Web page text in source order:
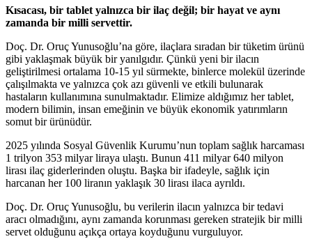
Kısacası, bir tablet yalnızca bir ilaç değil; bir hayat ve aynı
zamanda bir milli servettir.
Doç. Dr. Oruç Yunusoğlu’na göre, ilaçlara sıradan bir tüketim ürünü
gibi yaklaşmak büyük bir yanılgıdır. Çünkü yeni bir ilacın
geliştirilmesi ortalama 10-15 yıl sürmekte, binlerce molekül üzerinde
çalışılmakta ve yalnızca çok azı güvenli ve etkili bulunarak
hastaların kullanımına sunulmaktadır. Elimize aldığımız her tablet,
modern bilimin, insan emeğinin ve büyük ekonomik yatırımların
somut bir ürünüdür.
2025 yılında Sosyal Güvenlik Kurumu’nun toplam sağlık harcaması
1 trilyon 353 milyar liraya ulaştı. Bunun 411 milyar 640 milyon
lirası ilaç giderlerinden oluştu. Başka bir ifadeyle, sağlık için
harcanan her 100 liranın yaklaşık 30 lirası ilaca ayrıldı.
Doç. Dr. Oruç Yunusoğlu, bu verilerin ilacın yalnızca bir tedavi
aracı olmadığını, aynı zamanda korunması gereken stratejik bir milli
servet olduğunu açıkça ortaya koyduğunu vurguluyor.